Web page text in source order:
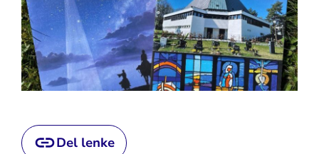
Del lenke